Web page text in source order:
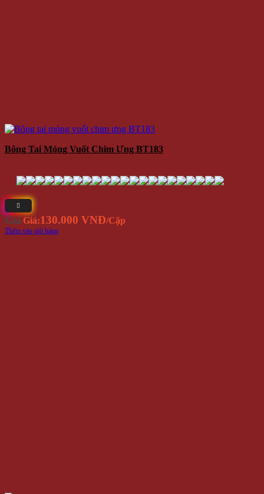
Bông Tai Móng Vuốt Chim Ưng BT183
Giá Giá:130.000 VNĐ/Cặp
Thêm vào giỏ hàng